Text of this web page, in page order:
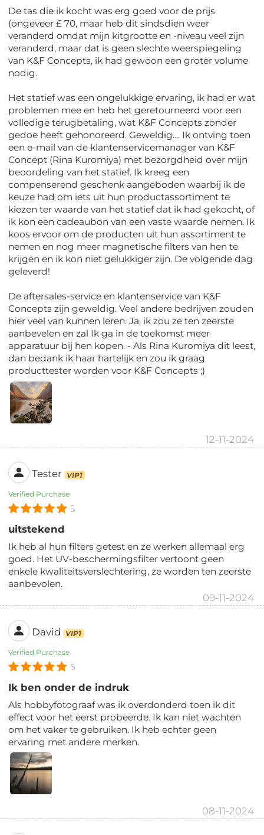
De tas die ik kocht was erg goed voor de prijs
(ongeveer £ 70, maar heb dit sindsdien weer
veranderd omdat mijn kitgrootte en -niveau veel zijn
veranderd, maar dat is geen slechte weerspiegeling
van K&F Concepts, ik had gewoon een groter volume
nodig.
Het statief was een ongelukkige ervaring, ik had er wat
problemen mee en heb het geretourneerd voor een
volledige terugbetaling, wat K&F Concepts zonder
gedoe heeft gehonoreerd. Geweldig.... Ik ontving toen
een e-mail van de klantenservicemanager van K&F
Concept (Rina Kuromiya) met bezorgdheid over mijn
beoordeling van het statief. Ik kreeg een
compenserend geschenk aangeboden waarbij ik de
keuze had om iets uit hun productassortiment te
kiezen ter waarde van het statief dat ik had gekocht, of
ik kon een cadeaubon van een vaste waarde nemen. Ik
koos ervoor om de producten uit hun assortiment te
nemen en nog meer magnetische filters van hen te
krijgen en ik kon niet gelukkiger zijn. De volgende dag
geleverd!
De aftersales-service en klantenservice van K&F
Concepts zijn geweldig. Veel andere bedrijven zouden
hier veel van kunnen leren. Ja, ik zou ze ten zeerste
aanbevelen en zal Ik ga in de toekomst meer
apparatuur bij hen kopen. - Als Rina Kuromiya dit leest,
dan bedank ik haar hartelijk en zou ik graag
producttester worden voor K&F Concepts ;)
12-11-2024
Tester VIP1
Verified Purchase
5
uitstekend
Ik heb al hun filters getest en ze werken allemaal erg
goed. Het UV-beschermingsfilter vertoont geen
enkele kwaliteitsverslechtering, ze worden ten zeerste
aanbevolen.
09-11-2024
David VIP1
Verified Purchase
5
Ik ben onder de indruk
Als hobbyfotograaf was ik overdonderd toen ik dit
effect voor het eerst probeerde. Ik kan niet wachten
om het vaker te gebruiken. Ik heb echter geen
ervaring met andere merken.
08-11-2024